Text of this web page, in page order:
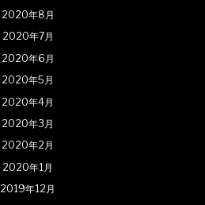
2020年8月
2020年7月
2020年6月
2020年5月
2020年4月
2020年3月
2020年2月
2020年1月
2019年12月